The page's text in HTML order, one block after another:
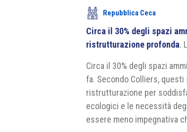
Repubblica Ceca
Circa il 30% degli spazi
ristrutturazione profonda.
Circa il 30% degli spazi
fa. Secondo Colliers,
ristrutturazione per
ecologici e le necessità
essere meno impegnativa